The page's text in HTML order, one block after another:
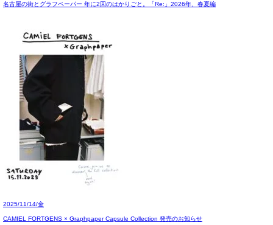
名古屋の街とグラフペーパー 年に2回のはかりごと。「Re:」2026年、春夏編
2025/11/14/金
CAMIEL FORTGENS × Graphpaper Capsule Collection 発売のお知らせ